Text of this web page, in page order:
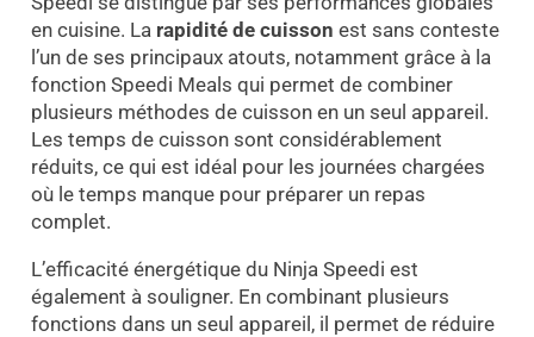
en cuisine. La rapidité de cuisson est sans conteste
l’un de ses principaux atouts, notamment grâce à la
fonction Speedi Meals qui permet de combiner
plusieurs méthodes de cuisson en un seul appareil.
Les temps de cuisson sont considérablement
réduits, ce qui est idéal pour les journées chargées
où le temps manque pour préparer un repas
complet.
L’efficacité énergétique du Ninja Speedi est
également à souligner. En combinant plusieurs
fonctions dans un seul appareil, il permet de réduire